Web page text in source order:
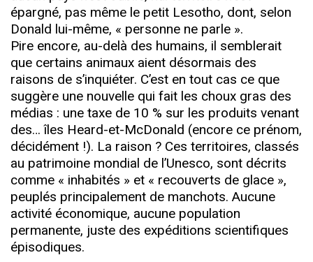
épargné, pas même le petit Lesotho, dont, selon
Donald lui-même, « personne ne parle ».
Pire encore, au-delà des humains, il semblerait
que certains animaux aient désormais des
raisons de s’inquiéter. C’est en tout cas ce que
suggère une nouvelle qui fait les choux gras des
médias : une taxe de 10 % sur les produits venant
des… îles Heard-et-McDonald (encore ce prénom,
décidément !). La raison ? Ces territoires, classés
au patrimoine mondial de l’Unesco, sont décrits
comme « inhabités » et « recouverts de glace »,
peuplés principalement de manchots. Aucune
activité économique, aucune population
permanente, juste des expéditions scientifiques
épisodiques.